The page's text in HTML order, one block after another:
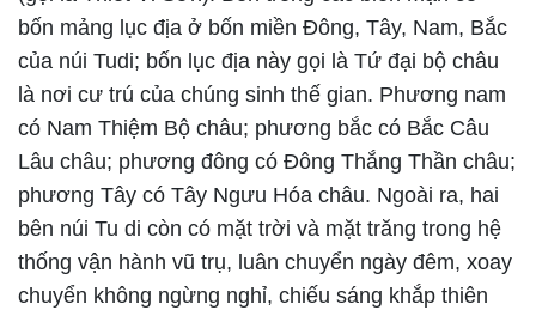
bốn mảng lục địa ở bốn miền Đông, Tây, Nam, Bắc
của núi Tudi; bốn lục địa này gọi là Tứ đại bộ châu
là nơi cư trú của chúng sinh thế gian. Phương nam
có Nam Thiệm Bộ châu; phương bắc có Bắc Câu
Lâu châu; phương đông có Đông Thắng Thần châu;
phương Tây có Tây Ngưu Hóa châu. Ngoài ra, hai
bên núi Tu di còn có mặt trời và mặt trăng trong hệ
thống vận hành vũ trụ, luân chuyển ngày đêm, xoay
chuyển không ngừng nghỉ, chiếu sáng khắp thiên